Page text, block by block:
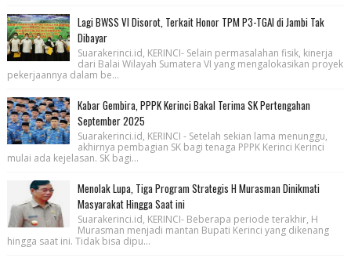
Lagi BWSS VI Disorot, Terkait Honor TPM P3-TGAI di Jambi Tak
Dibayar
Suarakerinci.id, KERINCI- Selain permasalahan fisik, kinerja
dari Balai Wilayah Sumatera VI yang mengalokasikan proyek
pekerjaannya dalam be...
Kabar Gembira, PPPK Kerinci Bakal Terima SK Pertengahan
September 2025
Suarakerinci.id, KERINCI - Setelah sekian lama menunggu,
akhirnya pembagian SK bagi tenaga PPPK Kerinci Kerinci
mulai ada kejelasan. SK bagi...
Menolak Lupa, Tiga Program Strategis H Murasman Dinikmati
Masyarakat Hingga Saat ini
Suarakerinci.id, KERINCI- Beberapa periode terakhir, H
Murasman menjadi mantan Bupati Kerinci yang dikenang
hingga saat ini. Tidak bisa dipu...